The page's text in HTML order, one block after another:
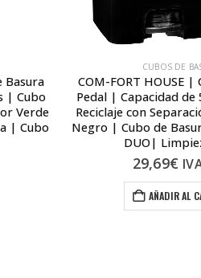
Basura
| Cubo
Verde
| Cubo
CUBOS DE
COM-FORT HOUSE |
Pedal | Capacidad
Reciclaje con
Negro | Cubo de
DUO|
29,69€
AÑADIR AL